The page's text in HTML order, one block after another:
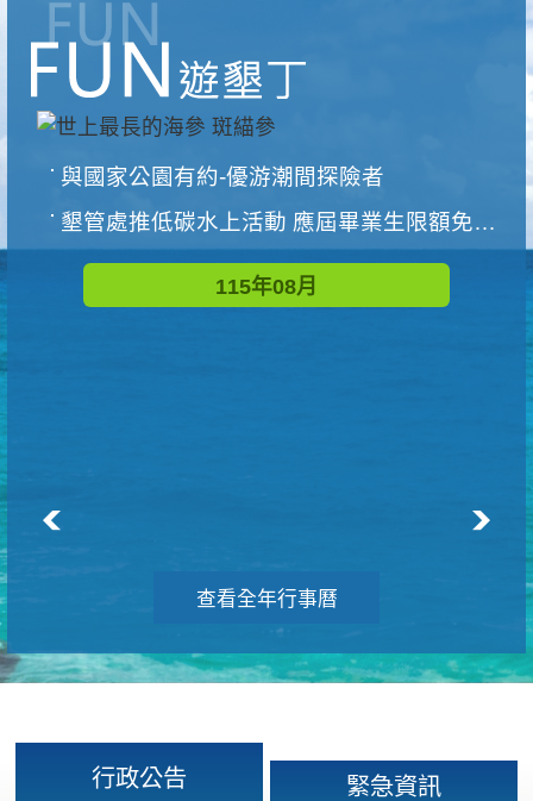
與國家公園有約-優游潮間探險者
墾管處推低碳水上活動 應屆畢業生限額免費參加
115年08月
查看全年行事曆
行政公告 緊急資訊